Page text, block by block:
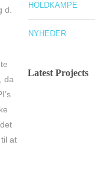
d.
da
at
HOLDKAMPE
NYHEDER
Latest Projects